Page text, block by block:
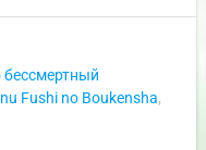
Fushi no Boukensha,